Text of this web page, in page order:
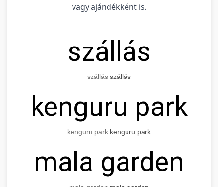
vagy ajándékként is.
szállás
szállás szállás
kenguru park
kenguru park kenguru park
mala garden